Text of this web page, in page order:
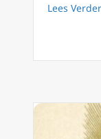
Lees Verder